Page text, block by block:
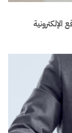
الإلكترونية